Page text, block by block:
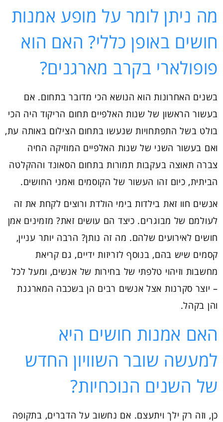
מה ניתן לומר על מופע אמנות
חושים באופן כללי? האם הוא
פופולארי בקרב מארגנים?
בשנים האחרונות הוא הנושא הכי מדובר בתחום. אם
בעשור הראשון של שנות האלפיים תחום הריקוד היה הכי
בולט בשל התפתחויות שנעשו בתחום הצילום באותה עת,
ואם בעשור השני של שנות האלפיים המוזיקה החיה
צברה תאוצה בעקבות תמורות בתחום הסאונד וההקלטה
הביתית, כיום זהו העשור של הקוסמים ואמני החושים.
אנשים חוו זאת בילדות בימי הולדת ורוצים לקחת את זה
לעולמם של מבוגרים. כיצד הם עושים זאת? מזמינים אמן
חושים לאירועים שלהם. מה זה נותן? הרבה יותר עניין,
קסמים שיש בהם, בנוסף לזריזות ידיים, גם קריאת
מחשבות וזיהוי טלפתי של בחירות של אנשים, ומעל לכל
– יוצר סקרנות אצל אנשים רבים הן בשכבה המארגנת
והן בקהל.
האם אמנות חושים היא
למעשה שובר השוויון החדש
של השנים הנוכחיות?
כן, וזה רק ילך ויתעצם. אם נחשוב על הדברים, בתקופה